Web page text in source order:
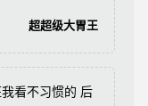
超超级大胃王
看不习惯的 后